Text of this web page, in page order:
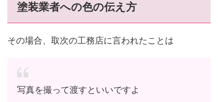
塗装業者への色の伝え方
その場合、取次の工務店に言われたことは
写真を撮って渡すといいですよ